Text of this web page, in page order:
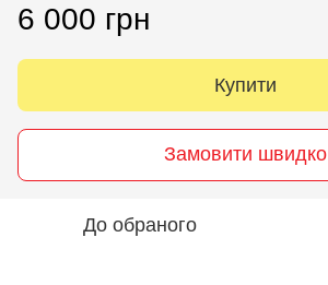
6 000 грн
Купити
Замовити швидко
До обраного